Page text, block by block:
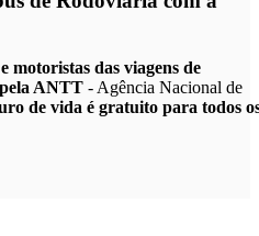
motoristas das viagens de
ANTT - Agência Nacional de
de vida é gratuito para todos